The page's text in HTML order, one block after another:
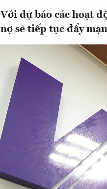
Với dự báo các hoạt
nợ sẽ tiếp tục đẩy